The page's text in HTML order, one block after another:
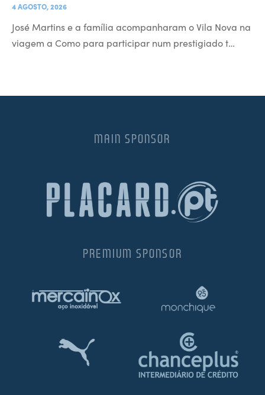
4 AGOSTO, 2026
José Martins e a família acompanharam o Vila Nova na
viagem a Como para participar num prestigiado t…
MAIN SPONSOR
PREMIUM SPONSOR